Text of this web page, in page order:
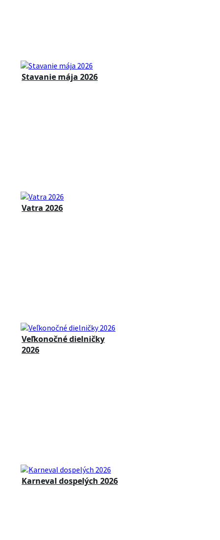
Stavanie mája 2026
Vatra 2026
Veľkonočné dielničky
2026
Karneval dospelých 2026